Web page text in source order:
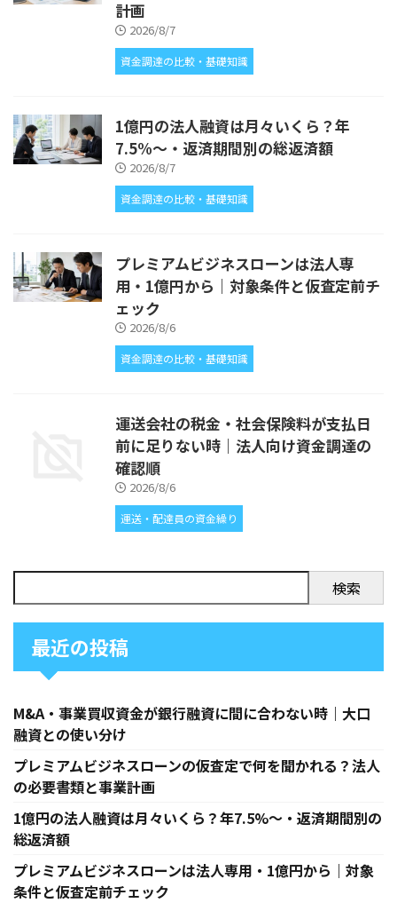
計画
2026/8/7
資金調達の比較・基礎知識
1億円の法人融資は月々いくら？年
7.5%〜・返済期間別の総返済額
2026/8/7
資金調達の比較・基礎知識
プレミアムビジネスローンは法人専
用・1億円から｜対象条件と仮査定前チ
ェック
2026/8/6
資金調達の比較・基礎知識
運送会社の税金・社会保険料が支払日
前に足りない時｜法人向け資金調達の
確認順
2026/8/6
運送・配達員の資金繰り
検索
最近の投稿
M&A・事業買収資金が銀行融資に間に合わない時｜大口
融資との使い分け
プレミアムビジネスローンの仮査定で何を聞かれる？法人
の必要書類と事業計画
1億円の法人融資は月々いくら？年7.5%〜・返済期間別の
総返済額
プレミアムビジネスローンは法人専用・1億円から｜対象
条件と仮査定前チェック